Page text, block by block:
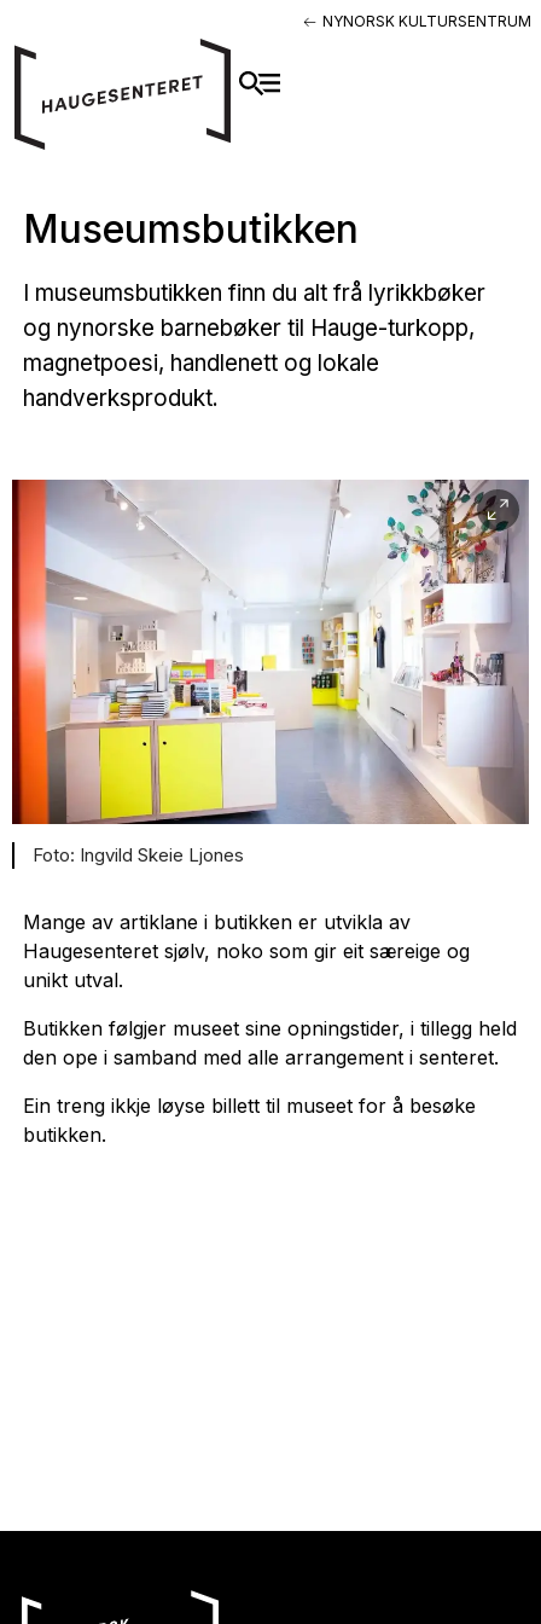
NYNORSK KULTURSENTRUM
Museumsbutikken
I museumsbutikken finn du alt frå lyrikkbøker
og nynorske barnebøker til Hauge-turkopp,
magnetpoesi, handlenett og lokale
handverksprodukt.
Ingvild Skeie Ljones
Mange av artiklane i butikken er utvikla av
Haugesenteret sjølv, noko som gir eit særeige og
unikt utval.
Butikken følgjer museet sine opningstider, i tillegg held
den ope i samband med alle arrangement i senteret.
Ein treng ikkje løyse billett til museet for å besøke
butikken.